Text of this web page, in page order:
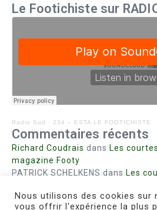
Le Footichiste sur
Radio Sud · 234 – ESTA LE FOOTICHISTE
Commentaires récents
Richard Coudrais dans Les
magazine Footy
PATRICK SCHELKENS dans Les
Bohn fabiennedans Intrigues
Nous utilisons des cookies sur
vous offrir l'expérience la plus